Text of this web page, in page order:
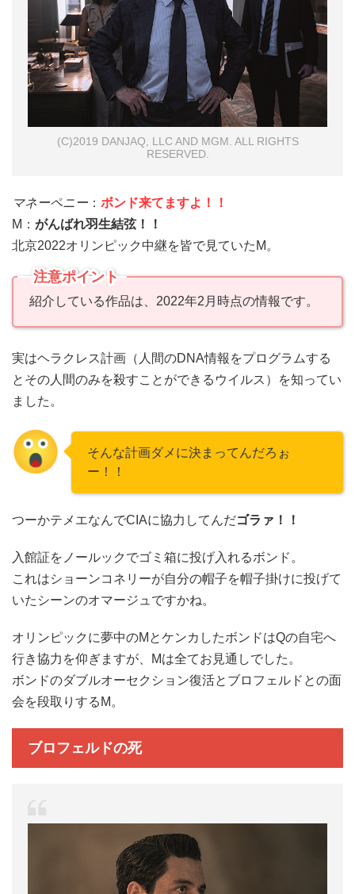
(C)2019 DANJAQ, LLC AND MGM. ALL RIGHTS
RESERVED.
マネーペニー： ボンド来てますよ！！
M： がんばれ羽生結弦！！
北京2022オリンピック中継を皆で見ていたM。
注意ポイント
紹介している作品は、2022年2月時点の情報です。
実はヘラクレス計画（人間のDNA情報をプログラムする
とその人間のみを殺すことができるウイルス）を知ってい
ました。
そんな計画ダメに決まってんだろぉ
ー！！
つーかテメエなんでCIAに協力してんだゴラァ！！
入館証をノールックでゴミ箱に投げ入れるボンド。
これはショーンコネリーが自分の帽子を帽子掛けに投げて
いたシーンのオマージュですかね。
オリンピックに夢中のMとケンカしたボンドはQの自宅へ
行き協力を仰ぎますが、Mは全てお見通しでした。
ボンドのダブルオーセクション復活とブロフェルドとの面
会を段取りするM。
ブロフェルドの死